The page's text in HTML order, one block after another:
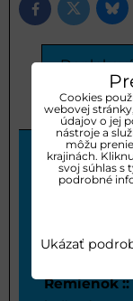
FacebookTwitter
Diskusia
Určenie ::
3 ATM
Remienok ::
Cookies
webovej
údajov o jej
nástroje a
môžu
krajinách.
svoj súhlas s
podrobné
Ukázať